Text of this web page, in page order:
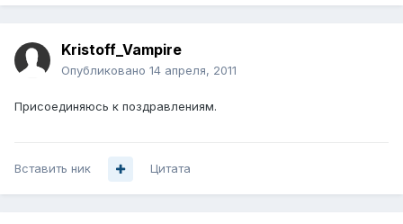
Kristoff_Vampire
Опубликовано 14 апреля, 2011
Присоединяюсь к поздравлениям.
Вставить ник Цитата